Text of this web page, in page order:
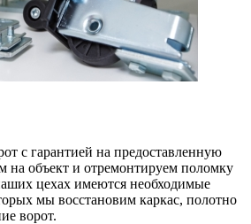
c гарантией на предоставленную
на объект и отремонтируем поломку
цехах имеются необходимые
мы восстановим каркас, полотно
ворот.